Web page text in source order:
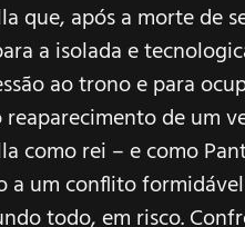
que, após a morte de
a isolada e
ao trono e para
reaparecimento de um
como rei – e como
a um conflito
todo, em risco.